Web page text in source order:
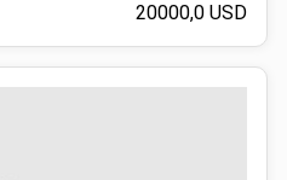
20000,0 USD